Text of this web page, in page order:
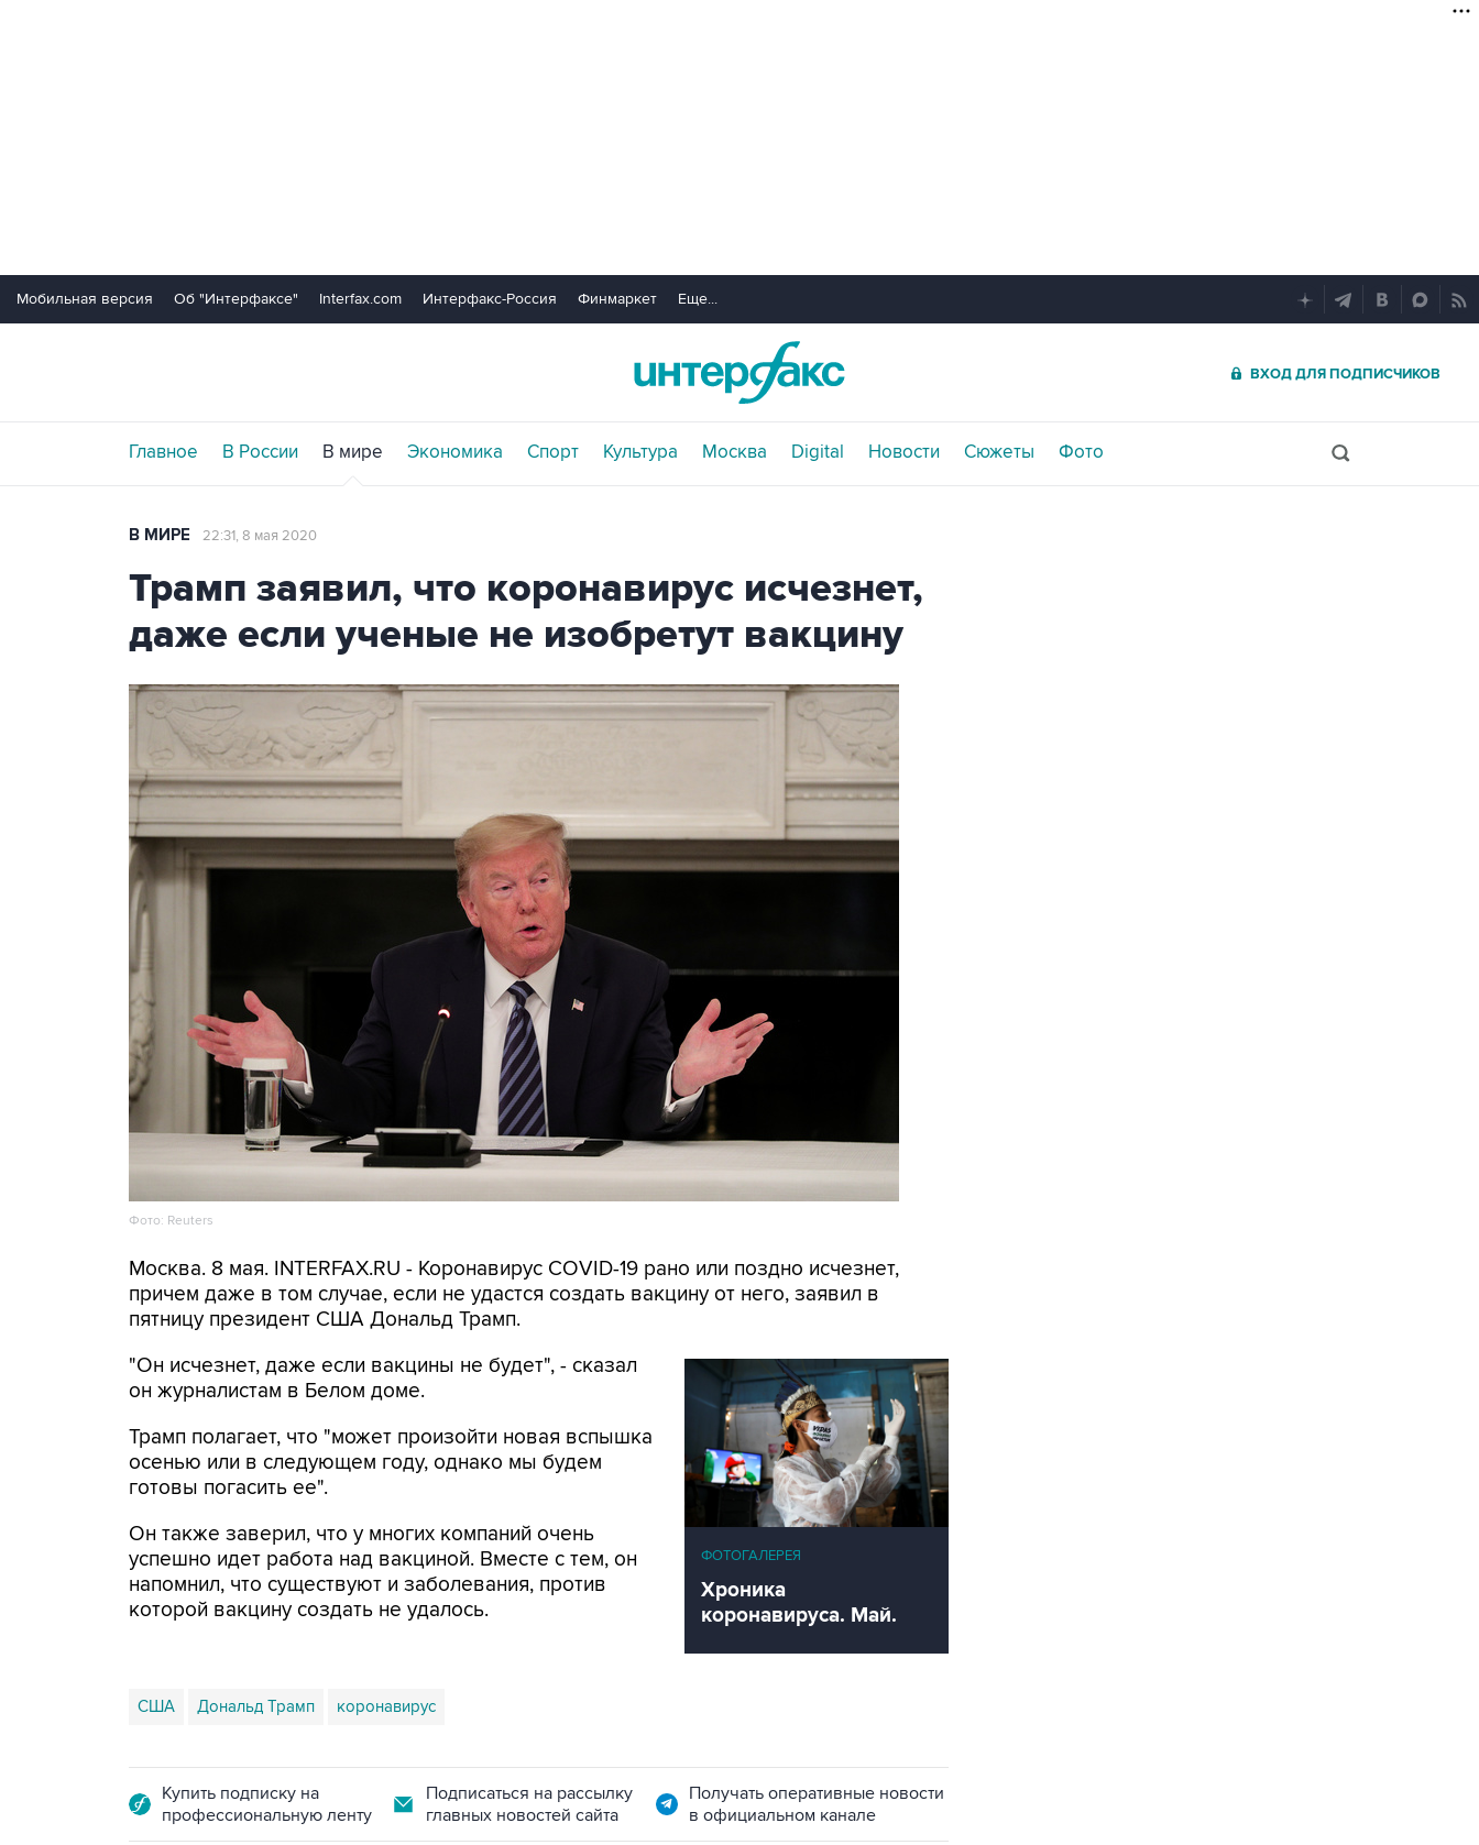
Мобильная версия Об "Интерфаксе" Interfax.com Интерфакс-Россия Финмаркет Еще...
ВХОД ДЛЯ ПОДПИСЧИКОВ
Главное В России В мире Экономика Спорт Культура Москва Digital Новости Сюжеты Фото
В МИРЕ 22:31, 8 мая 2020
Трамп заявил, что коронавирус исчезнет,
даже если ученые не изобретут вакцину
Фото: Reuters
Москва. 8 мая. INTERFAX.RU - Коронавирус COVID-19 рано или поздно исчезнет,
причем даже в том случае, если не удастся создать вакцину от него, заявил в
пятницу президент США Дональд Трамп.
ФОТОГАЛЕРЕЯ
Хроника
коронавируса. Май.
"Он исчезнет, даже если вакцины не будет", - сказал
он журналистам в Белом доме.
Трамп полагает, что "может произойти новая вспышка
осенью или в следующем году, однако мы будем
готовы погасить ее".
Он также заверил, что у многих компаний очень
успешно идет работа над вакциной. Вместе с тем, он
напомнил, что существуют и заболевания, против
которой вакцину создать не удалось.
США Дональд Трамп коронавирус
Купить подписку на
профессиональную ленту
Подписаться на рассылку
главных новостей сайта
Получать оперативные новости
в официальном канале